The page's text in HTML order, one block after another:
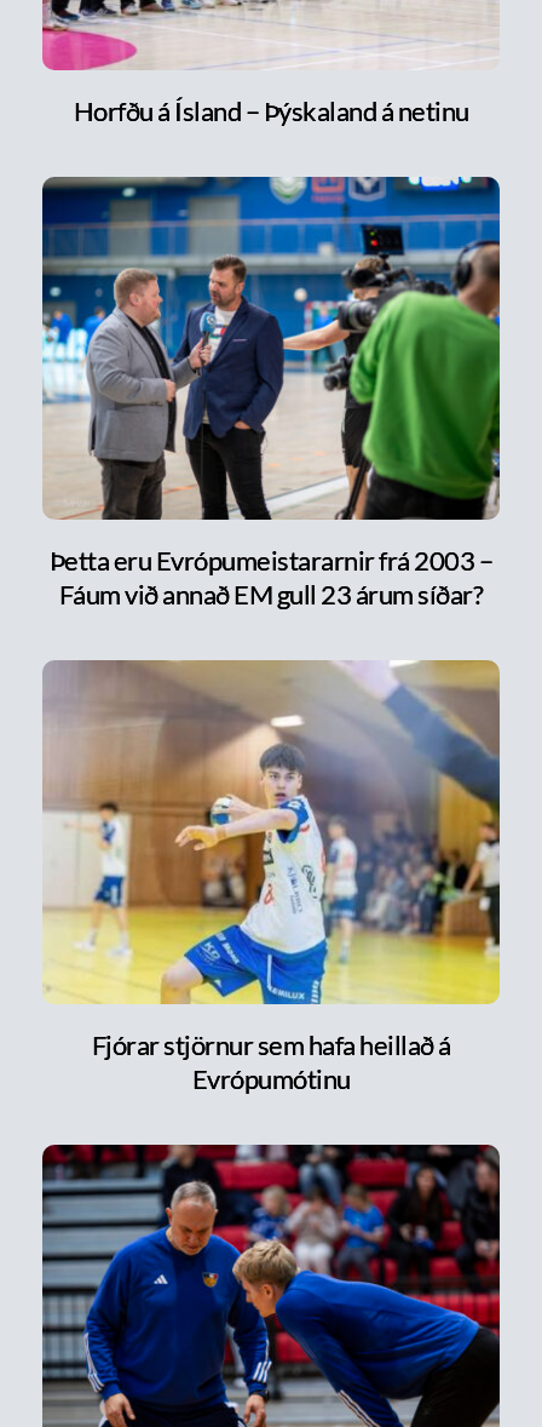
Horfðu á Ísland – Þýskaland á netinu
Þetta eru Evrópumeistararnir frá 2003 –
Fáum við annað EM gull 23 árum síðar?
Fjórar stjörnur sem hafa heillað á
Evrópumótinu